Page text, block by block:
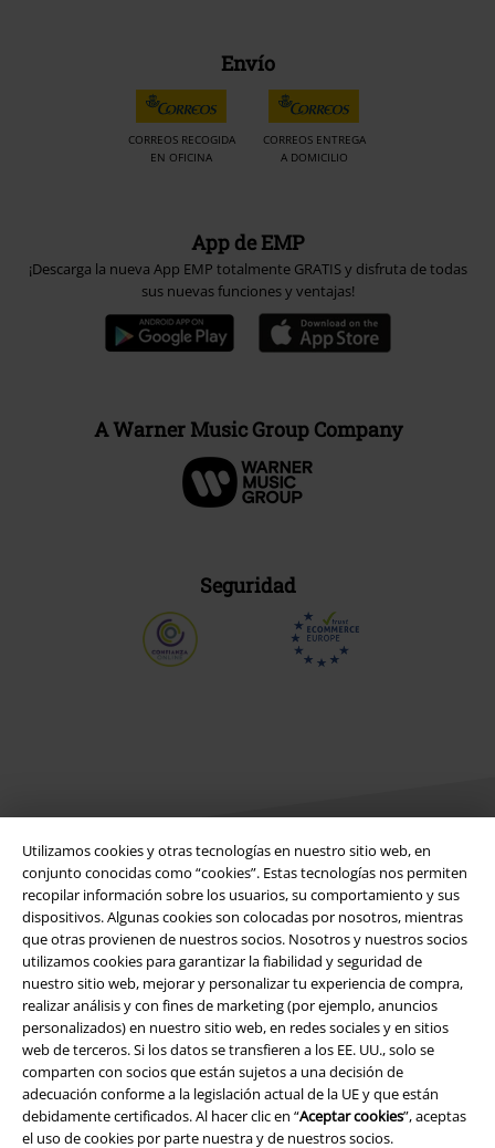
Utilizamos cookies y otras tecnologías en nuestro sitio web, en
conjunto conocidas como “cookies”. Estas tecnologías nos permiten
recopilar información sobre los usuarios, su comportamiento y sus
dispositivos. Algunas cookies son colocadas por nosotros, mientras
que otras provienen de nuestros socios. Nosotros y nuestros socios
utilizamos cookies para garantizar la fiabilidad y seguridad de
nuestro sitio web, mejorar y personalizar tu experiencia de compra,
realizar análisis y con fines de marketing (por ejemplo, anuncios
personalizados) en nuestro sitio web, en redes sociales y en sitios
web de terceros. Si los datos se transfieren a los EE. UU., solo se
comparten con socios que están sujetos a una decisión de
adecuación conforme a la legislación actual de la UE y que están
debidamente certificados. Al hacer clic en “Aceptar cookies”, aceptas
el uso de cookies por parte nuestra y de nuestros socios.
Envío
CORREOS RECOGIDA
EN OFICINA
CORREOS ENTREGA
A DOMICILIO
App de EMP
¡Descarga la nueva App EMP totalmente GRATIS y disfruta de todas
sus nuevas funciones y ventajas!
A Warner Music Group Company
Seguridad
Legal
Términos y Condiciones
Aviso Legal
Ley protección de datos
Eliminación de residuos y protección del medioambiente